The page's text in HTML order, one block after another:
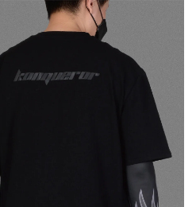
/ 康可-基礎滅臭襪
加入購物車